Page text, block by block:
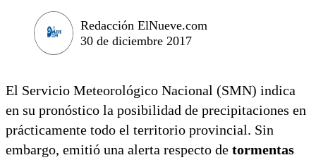
Redacción ElNueve.com
30 de diciembre 2017
El Servicio Meteorológico Nacional (SMN) indica
en su pronóstico la posibilidad de precipitaciones en
prácticamente todo el territorio provincial. Sin
embargo, emitió una alerta respecto de tormentas